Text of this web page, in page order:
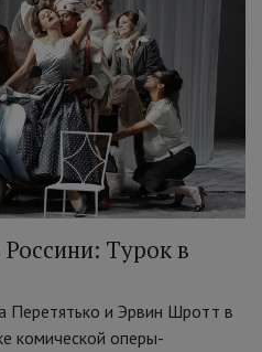
Турок в
Перетятько и Эрвин Шротт в
комической оперы-